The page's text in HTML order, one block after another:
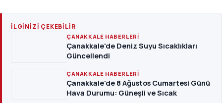
İLGINIZI ÇEKEBILIR
ÇANAKKALE HABERLERI
Çanakkale'de Deniz Suyu Sıcaklıkları
Güncellendi
ÇANAKKALE HABERLERI
Çanakkale'de 8 Ağustos Cumartesi Günü
Hava Durumu: Güneşli ve Sıcak